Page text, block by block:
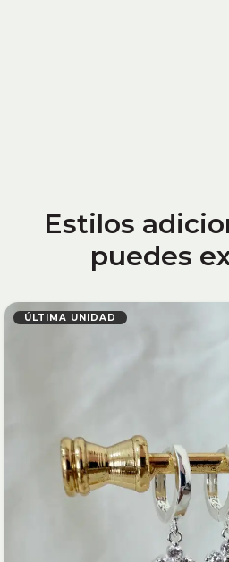
Estilos
puedes
ÚLTIMA UNIDAD